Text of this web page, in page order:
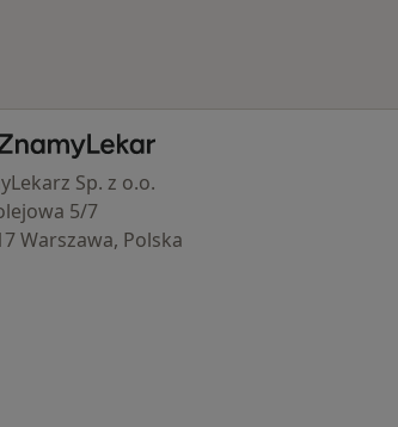
- Hlavní stránka
Sp. z o.o.
5/7
Warszawa, Polska